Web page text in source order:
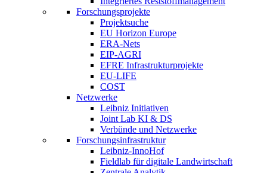
Forschungsprojekte
Projektsuche
EU Horizon Europe
ERA-Nets
EIP-AGRI
EFRE Infrastrukturprojekte
EU-LIFE
COST
Netzwerke
Leibniz Initiativen
Joint Lab KI & DS
Verbünde und Netzwerke
Forschungsinfrastruktur
Leibniz-InnoHof
Fieldlab für digitale Landwirtschaft